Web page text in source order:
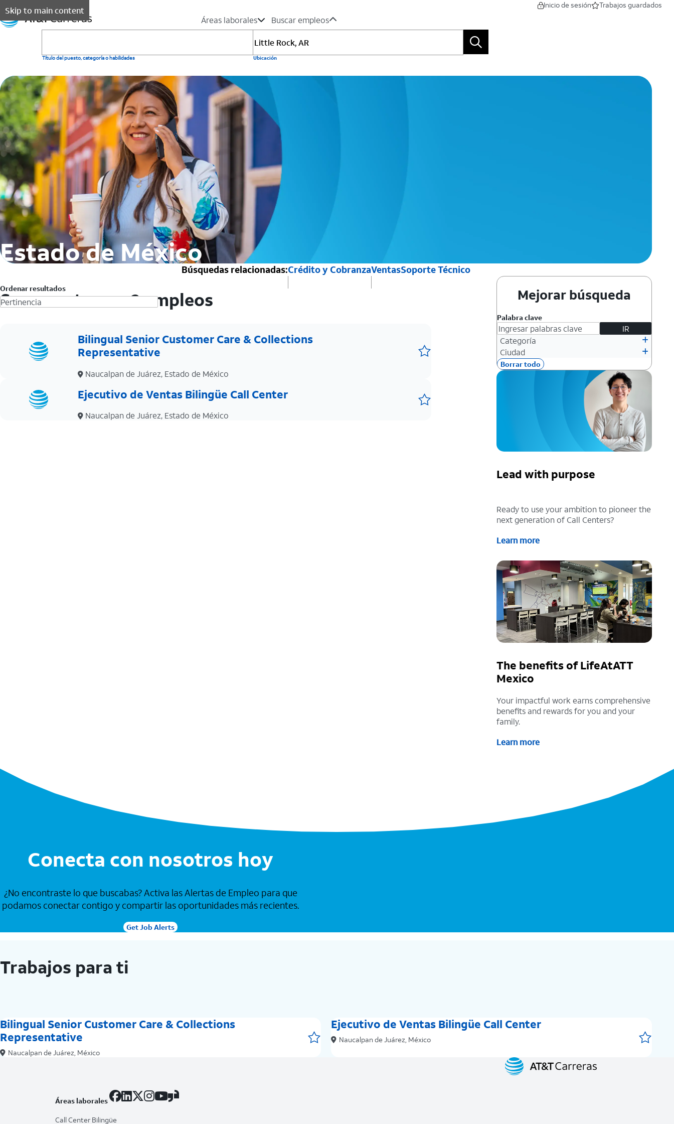
Skip to main content
Inicio de sesión Trabajos guardados
Áreas laborales Buscar empleos
Título del puesto, categoría o habilidades Ubicación
Buscar
AT & T
Estado de México
Búsquedas relacionadas:Crédito y CobranzaVentasSoporte Técnico
Ordenar resultados
Se encontraron 2 empleos
Bilingual Senior Customer Care & Collections
Representative
Naucalpan de Juárez, Estado de México
Guardar para más tarde
Ejecutivo de Ventas Bilingüe Call Center
Naucalpan de Juárez, Estado de México
Mejorar búsqueda
Palabra clave
IR
Categoría
Ciudad
Borrar todo
Lead with purpose
Ready to use your ambition to pioneer the
next generation of Call Centers?
Learn more
The benefits of LifeAtATT
Mexico
Your impactful work earns comprehensive
benefits and rewards for you and your
family.
Learn more
Conecta con nosotros hoy
¿No encontraste lo que buscabas? Activa las Alertas de Empleo para que
podamos conectar contigo y compartir las oportunidades más recientes.
Get Job Alerts
Trabajos para ti
Bilingual Senior Customer Care & Collections
Representative
Naucalpan de Juárez, México
Save Job
Ejecutivo de Ventas Bilingüe Call Center
Naucalpan de Juárez, México
Áreas laborales
Call Center Bilingüe